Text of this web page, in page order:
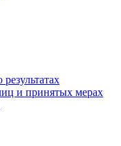
и принятых мерах